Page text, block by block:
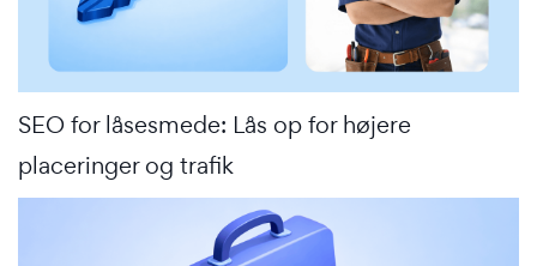
SEO for låsesmede: Lås op for højere
placeringer og trafik